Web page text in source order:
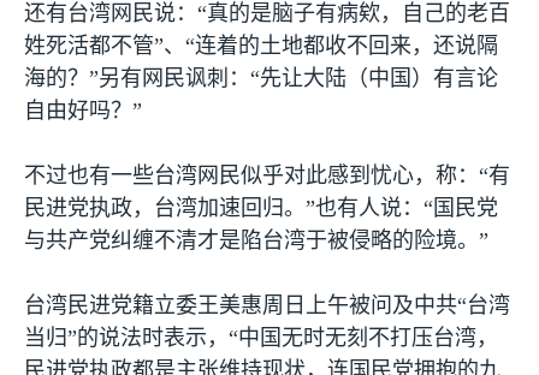
还有台湾网民说：“真的是脑子有病欸，自己的老百
姓死活都不管”、“连着的土地都收不回来，还说隔
海的？”另有网民讽刺：“先让大陆（中国）有言论
自由好吗？”
不过也有一些台湾网民似乎对此感到忧心，称：“有
民进党执政，台湾加速回归。”也有人说：“国民党
与共产党纠缠不清才是陷台湾于被侵略的险境。”
台湾民进党籍立委王美惠周日上午被问及中共“台湾
当归”的说法时表示，“中国无时无刻不打压台湾，
民进党执政都是主张维持现状，连国民党拥抱的九